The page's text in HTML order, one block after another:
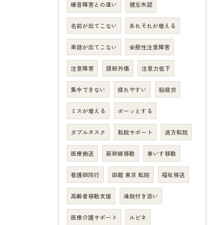
構音障害との違い 健忘失認
名前が出てこない あれそれが増える
単語が出てこない 全般性注意障害
注意障害 頭部外傷 注意力低下
集中できない 疲れやすい 脳疲労
ミスが増える ボーッとする
ダブルタスク 転院サポート 遠方転院
医療搬送 新幹線移動 車いす移動
看護師同行 函館 東京 転院 福祉移送
高齢者移動支援 通院付き添い
医療介護サポート ルピネ